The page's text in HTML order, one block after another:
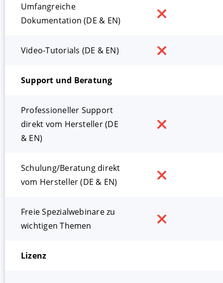
Umfangreiche
Dokumentation (DE & EN)
❌
Video-Tutorials (DE & EN) ❌
Support und Beratung
Professioneller Support
direkt vom Hersteller (DE
& EN)
❌
Schulung/Beratung direkt
vom Hersteller (DE & EN)
❌
Freie Spezialwebinare zu
wichtigen Themen
❌
Lizenz